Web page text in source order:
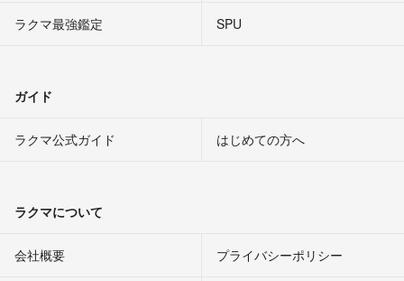
ラクマ最強鑑定
SPU
ガイド
ラクマ公式ガイド はじめての方へ
ラクマについて
会社概要 プライバシーポリシー